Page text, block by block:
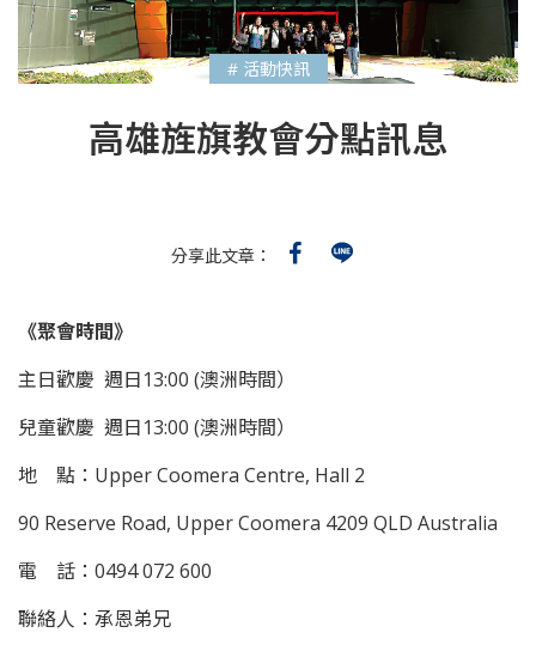
# 活動快訊
高雄旌旗教會分點訊息
分享此文章：
《聚會時間》
主日歡慶 週日13:00 (澳洲時間）
兒童歡慶 週日13:00 (澳洲時間）
地 點：Upper Coomera Centre, Hall 2
90 Reserve Road, Upper Coomera 4209 QLD Australia
電 話：0494 072 600
聯絡人：承恩弟兄